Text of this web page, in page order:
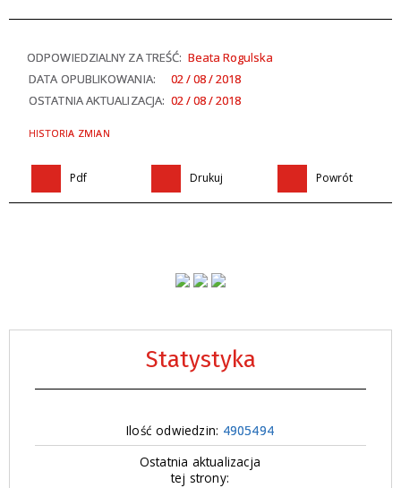
Statystyka
Ilość odwiedzin: 4905494
Ostatnia aktualizacja
tej strony:
ODPOWIEDZIALNY ZA TREŚĆ: Beata Rogulska
DATA OPUBLIKOWANIA:
02 / 08 / 2018
OSTATNIA AKTUALIZACJA: 02 / 08 / 2018
HISTORIA ZMIAN
Pdf Drukuj Powrót